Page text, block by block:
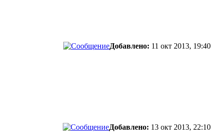
Добавлено: 11 окт 2013, 19:40
Добавлено: 13 окт 2013, 22:10